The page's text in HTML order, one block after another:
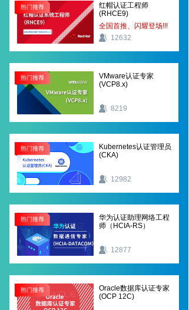
12982
Kubernetes认证管理员
(CKA)
Oracle数据库认证专家
(OCP 12C)
12877
华为认证助理网络工程
师（HCIA-RS）
8219
VMware认证专家
(VCP8.x)
红帽认证工程师
(RHCE9)
全国首推、闪耀登场!!!
12632